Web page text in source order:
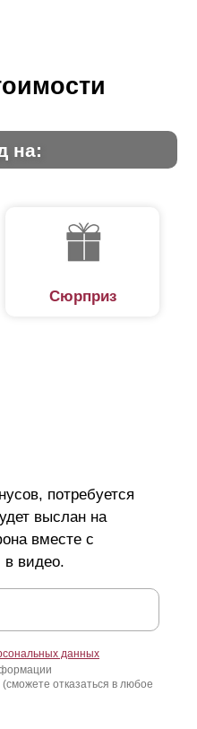
на:
Сюрприз
потребуется
выслан на
вместе с
в видео.
данных
отказаться в любое